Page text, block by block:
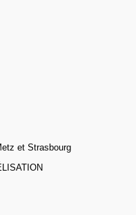
et Strasbourg